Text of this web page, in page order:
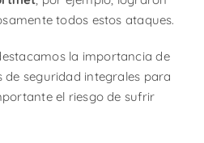
todos estos ataques.
la importancia de
de seguridad integrales para
el riesgo de sufrir